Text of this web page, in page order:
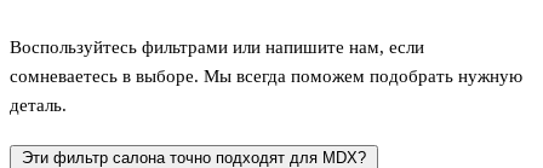
Воспользуйтесь фильтрами или напишите нам, если
сомневаетесь в выборе. Мы всегда поможем подобрать нужную
деталь.
Эти фильтр салона точно подходят для MDX?